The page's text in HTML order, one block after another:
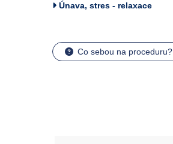
Únava, stres - relaxace
Co sebou na proceduru?